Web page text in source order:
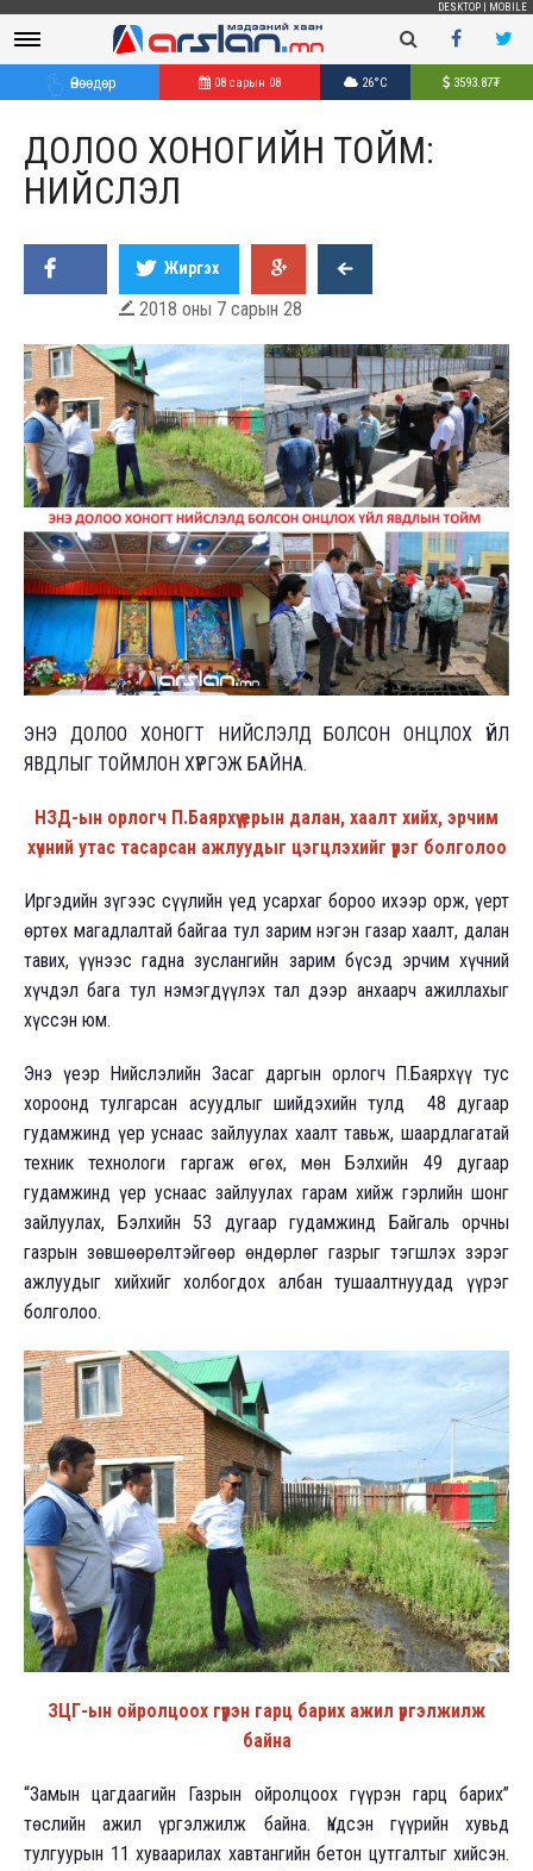
DESKTOP MOBILE
Өнөөдөр 08 сарын 08 26°C 3593.87₮
ДОЛОО ХОНОГИЙН ТОЙМ:
НИЙСЛЭЛ
Жиргэх
 2018 оны 7 сарын 28
ЭНЭ ДОЛОО ХОНОГТ НИЙСЛЭЛД БОЛСОН ОНЦЛОХ ҮЙЛ
ЯВДЛЫГ ТОЙМЛОН ХҮРГЭЖ БАЙНА.
НЗД-ын орлогч П.Баярхүү үерын далан, хаалт хийх, эрчим
хүчний утас тасарсан ажлуудыг цэгцлэхийг үүрэг болголоо
Иргэдийн зүгээс сүүлийн үед усархаг бороо ихээр орж, үерт
өртөх магадлалтай байгаа тул зарим нэгэн газар хаалт, далан
тавих, үүнээс гадна зуслангийн зарим бүсэд эрчим хүчний
хүчдэл бага тул нэмэгдүүлэх тал дээр анхаарч ажиллахыг
хүссэн юм.
Энэ үеэр Нийслэлийн Засаг даргын орлогч П.Баярхүү тус
хороонд тулгарсан асуудлыг шийдэхийн тулд 48 дугаар
гудамжинд үер уснаас зайлуулах хаалт тавьж, шаардлагатай
техник технологи гаргаж өгөх, мөн Бэлхийн 49 дугаар
гудамжинд үер уснаас зайлуулах гарам хийж гэрлийн шонг
зайлуулах, Бэлхийн 53 дугаар гудамжинд Байгаль орчны
газрын зөвшөөрөлтэйгөөр өндөрлөг газрыг тэгшлэх зэрэг
ажлуудыг хийхийг холбогдох албан тушаалтнуудад үүрэг
болголоо.
ЗЦГ-ын ойролцоох гүүрэн гарц барих ажил үргэлжилж
байна
“Замын цагдаагийн Газрын ойролцоох гүүрэн гарц барих”
төслийн ажил үргэлжилж байна. Үндсэн гүүрийн хувьд
тулгуурын 11 хуваарилах хавтангийн бетон цутгалтыг хийсэн.